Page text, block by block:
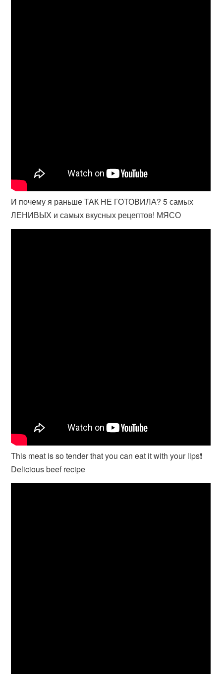
И почему я раньше ТАК НЕ ГОТОВИЛА? 5 самых
ЛЕНИВЫХ и самых вкусных рецептов! МЯСО
This meat is so tender that you can eat it with your lips❗
Delicious beef recipe